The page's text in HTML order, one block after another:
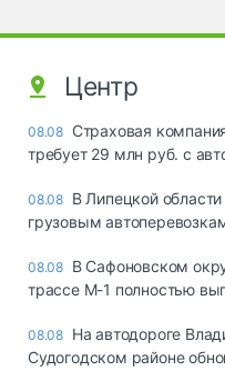
Центр
08.08 Страховая
требует 29 млн руб. с
08.08 В Липецкой
грузовым
08.08 В Сафоновском
трассе М-1 полностью
08.08 На автодороге
Судогодском районе